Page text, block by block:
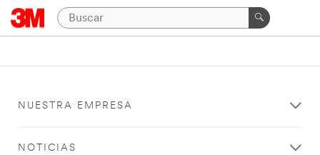
NUESTRA EMPRESA
NOTICIAS